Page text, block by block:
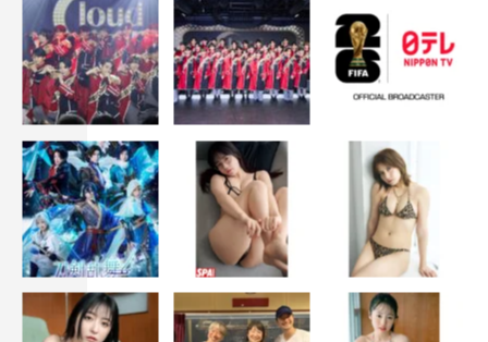
幕を閉じた今回のライブ。プロジェクト始動から1年半を
経てデビュー＆東阪ワンマンにたどり着いた7ORDERだ
が、彼らのストーリーはまだまだこれからだ。
この武道館公演は「WE ARE ONE PLUS」として、2月27
日（土）からデジタル配信されることが決定した。詳細は
随時オフィシャルホームページでチェックしてほしい。
TEXT：鳴田麻未
PHOTO：前田学
デジタル配信